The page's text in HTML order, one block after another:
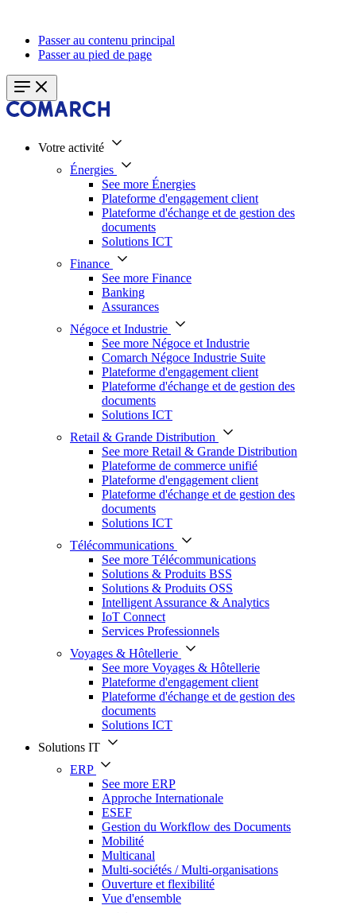
Passer au contenu principal
Passer au pied de page
Votre activité
Énergies
See more Énergies
Plateforme d'engagement client
Plateforme d'échange et de gestion des
documents
Solutions ICT
Finance
See more Finance
Banking
Assurances
Négoce et Industrie
See more Négoce et Industrie
Comarch Négoce Industrie Suite
Plateforme d'engagement client
Plateforme d'échange et de gestion des
documents
Solutions ICT
Retail & Grande Distribution
See more Retail & Grande Distribution
Plateforme de commerce unifié
Plateforme d'engagement client
Plateforme d'échange et de gestion des
documents
Solutions ICT
Télécommunications
See more Télécommunications
Solutions & Produits BSS
Solutions & Produits OSS
Intelligent Assurance & Analytics
IoT Connect
Services Professionnels
Voyages & Hôtellerie
See more Voyages & Hôtellerie
Plateforme d'engagement client
Plateforme d'échange et de gestion des
documents
Solutions ICT
Solutions IT
ERP
See more ERP
Approche Internationale
ESEF
Gestion du Workflow des Documents
Mobilité
Multicanal
Multi-sociétés / Multi-organisations
Ouverture et flexibilité
Vue d'ensemble